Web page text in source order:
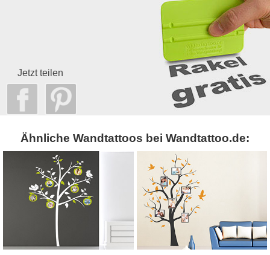
Jetzt teilen
Ähnliche Wandtattoos bei Wandtattoo.de: